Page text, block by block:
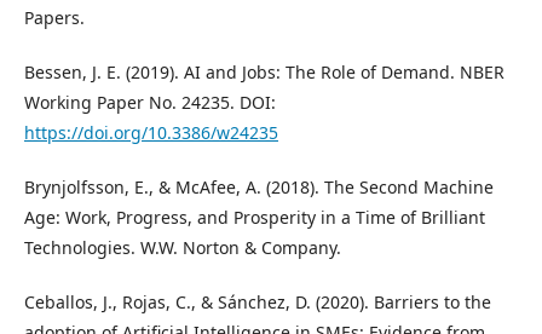
Papers.
Bessen, J. E. (2019). AI and Jobs: The Role of Demand. NBER
Working Paper No. 24235. DOI:
https://doi.org/10.3386/w24235
Brynjolfsson, E., & McAfee, A. (2018). The Second Machine
Age: Work, Progress, and Prosperity in a Time of Brilliant
Technologies. W.W. Norton & Company.
Ceballos, J., Rojas, C., & Sánchez, D. (2020). Barriers to the